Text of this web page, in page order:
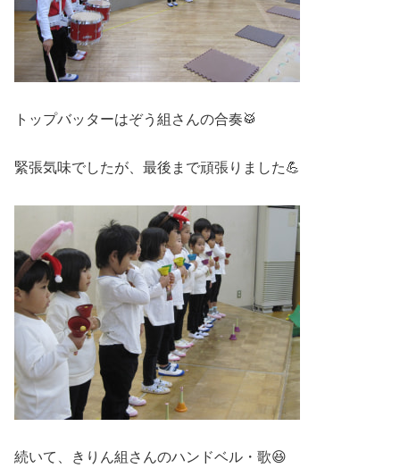
トップバッターはぞう組さんの合奏🥁
緊張気味でしたが、最後まで頑張りました💪
続いて、きりん組さんのハンドベル・歌😆